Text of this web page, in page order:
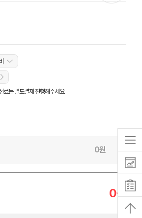
료는 별도결제 진행해주세요
0원
0원